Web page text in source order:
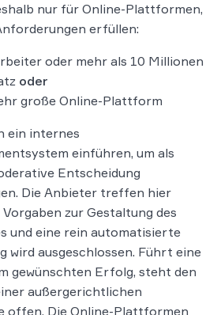
nur für Online-Plattformen,
erfüllen:
oder mehr als 10 Millionen
oder
große Online-Plattform
ein internes
einführen, um als
Entscheidung
Die Anbieter treffen hier
zur Gestaltung des
und eine rein automatisierte
wird ausgeschlossen. Führt eine
gewünschten Erfolg, steht den
außergerichtlichen
offen. Die Online-Plattformen